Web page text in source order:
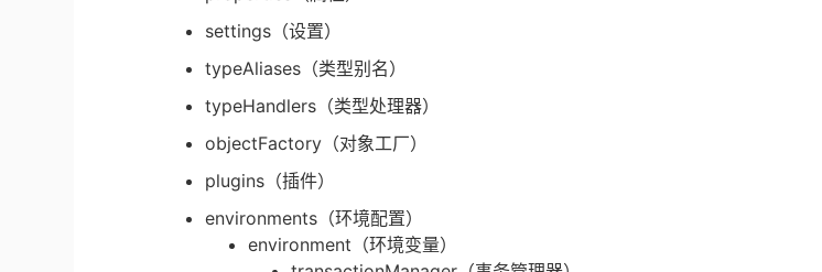
settings（设置）
typeAliases（类型别名）
typeHandlers（类型处理器）
objectFactory（对象工厂）
plugins（插件）
environments（环境配置）
environment（环境变量）